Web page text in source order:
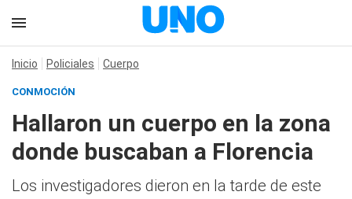
Inicio Policiales Cuerpo
CONMOCIÓN
Hallaron un cuerpo en la zona
donde buscaban a Florencia
Los investigadores dieron en la tarde de este